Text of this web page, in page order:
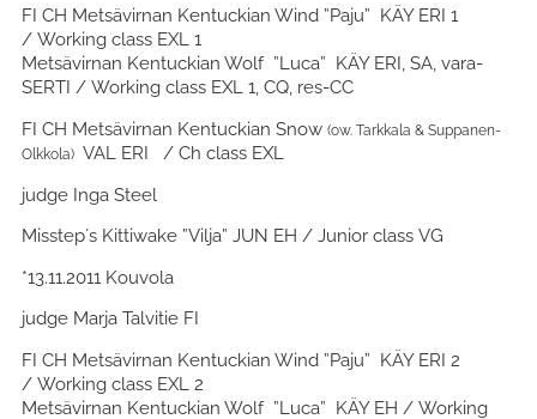
FI CH Metsävirnan Kentuckian Wind ”Paju” KÄY ERI 1
/ Working class EXL 1
Metsävirnan Kentuckian Wolf ”Luca” KÄY ERI, SA, vara-
SERTI / Working class EXL 1, CQ, res-CC
FI CH Metsävirnan Kentuckian Snow (ow. Tarkkala & Suppanen-
Olkkola) VAL ERI / Ch class EXL
judge Inga Steel
Misstep´s Kittiwake ”Vilja” JUN EH / Junior class VG
*13.11.2011 Kouvola
judge Marja Talvitie FI
FI CH Metsävirnan Kentuckian Wind ”Paju” KÄY ERI 2
/ Working class EXL 2
Metsävirnan Kentuckian Wolf ”Luca” KÄY EH / Working